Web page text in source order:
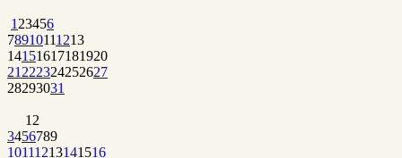
1 23456
78910111213
14151617181920
21 222324252627
28293031
1 2
3456789
10111213141516